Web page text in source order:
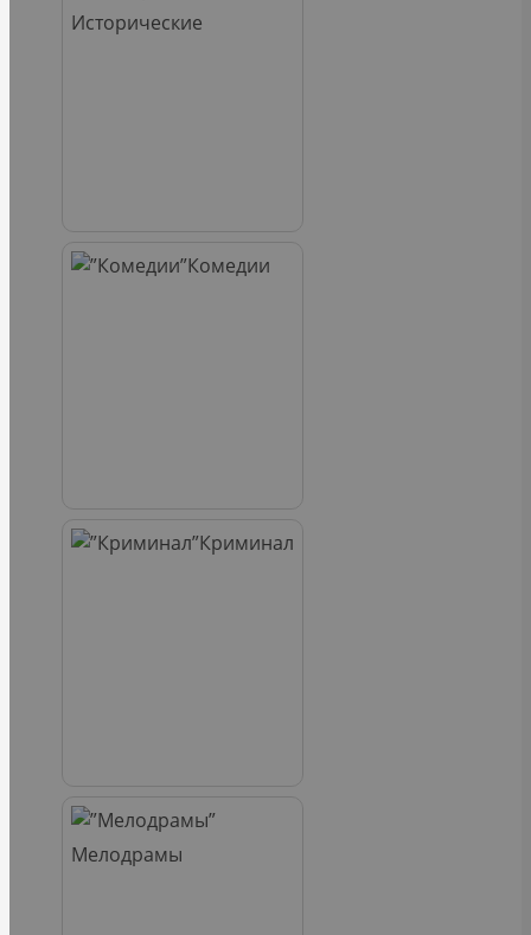
Исторические
Комедии
Криминал
Мелодрамы